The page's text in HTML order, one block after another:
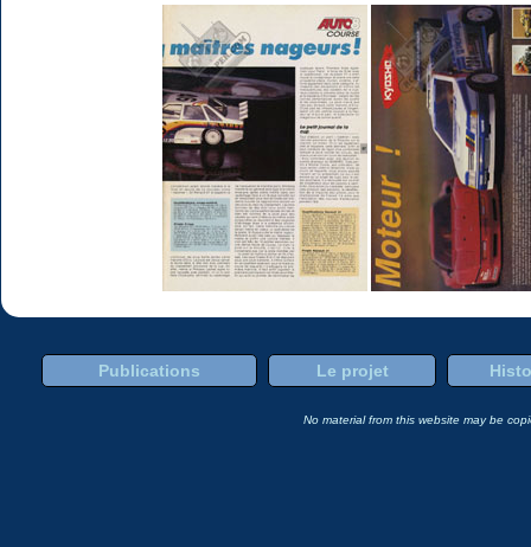
Publications Le projet
No material from this website may be